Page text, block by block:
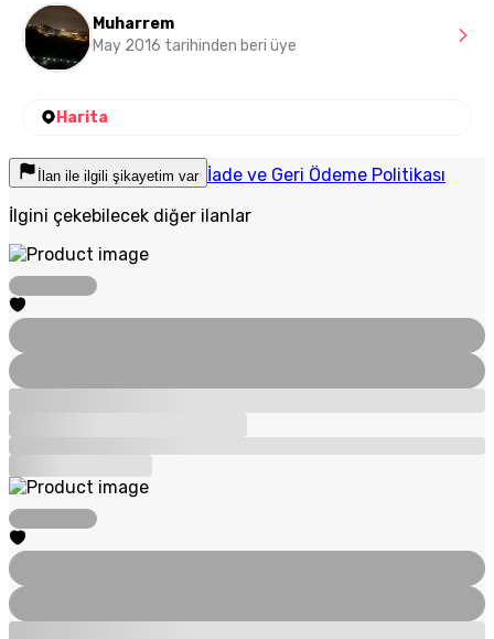
Muharrem
May 2016 tarihinden beri üye
Harita
İlan ile ilgili şikayetim var İade ve Geri Ödeme Politikası
İlgini çekebilecek diğer ilanlar